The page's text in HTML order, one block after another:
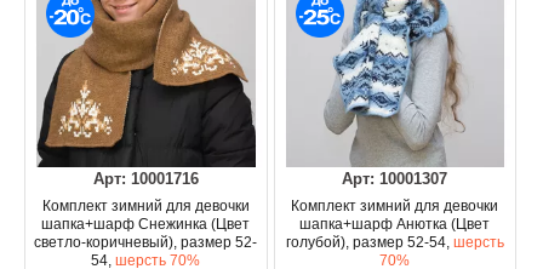
Арт: 10001716
Комплект зимний для девочки
шапка+шарф Снежинка (Цвет
светло-коричневый), размер 52-
54,шерсть 70%
Арт: 10001307
Комплект зимний для девочки
шапка+шарф Анютка (Цвет
голубой), размер 52-54, шерсть
70%